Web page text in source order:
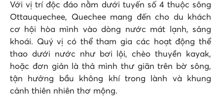
Với vị trí độc đáo nằm dưới tuyến số 4 thuộc sông
Ottauquechee, Quechee mang đến cho du khách
cơ hội hòa mình vào dòng nước mát lạnh, sảng
khoái. Quý vị có thể tham gia các hoạt động thể
thao dưới nước như bơi lội, chèo thuyền kayak,
hoặc đơn giản là thả mình thư giãn trên bờ sông,
tận hưởng bầu không khí trong lành và khung
cảnh thiên nhiên thơ mộng.